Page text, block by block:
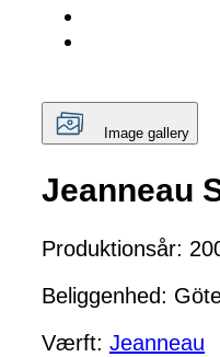
Image gallery
Jeanneau
Produktionsår:
Beliggenhed:
Værft: Jeanneau